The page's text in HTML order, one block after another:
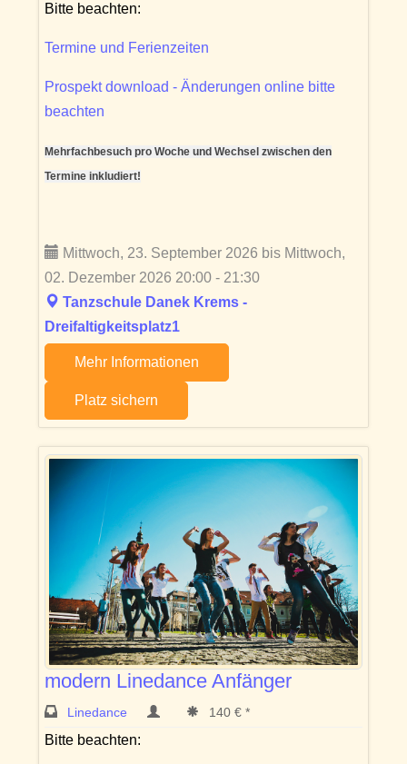
Bitte beachten:
Termine und Ferienzeiten
Prospekt download - Änderungen online bitte
beachten
Mehrfachbesuch pro Woche und Wechsel zwischen den
Termine inkludiert!
Mittwoch, 23. September 2026 bis Mittwoch,
02. Dezember 2026 20:00 - 21:30
Tanzschule Danek Krems -
Dreifaltigkeitsplatz1
Mehr Informationen
Platz sichern
modern Linedance Anfänger
Linedance 140 € *
Bitte beachten: